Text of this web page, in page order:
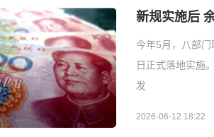
新规实施后
今年5月，八部
日正式落地实施
发
2026-06-12 18:22